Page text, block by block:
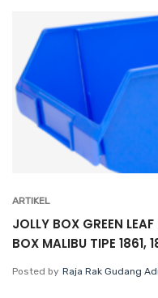
ARTIKEL
JOLLY BOX GREEN
BOX MALIBU TIPE 1861,
Posted by Raja Rak Gudang